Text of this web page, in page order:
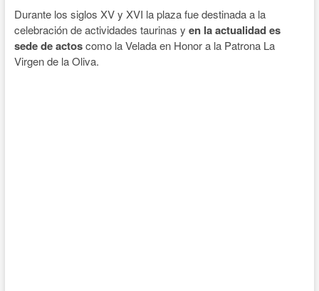
Durante los siglos XV y XVI la plaza fue destinada a la
celebración de actividades taurinas y en la actualidad es
sede de actoscomo la Velada en Honor a la Patrona La
Virgen de la Oliva.